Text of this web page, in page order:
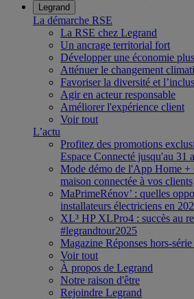
Legrand
La démarche RSE
La RSE chez Legrand
Un ancrage territorial fort
Développer une économie
Atténuer le changement
Favoriser la diversité et
Agir en acteur responsable
Améliorer l'expérience client
Voir tout
L’actu
Profitez des promotions
Espace Connecté jusqu'au 31
Mode démo de l'App Home +
maison connectée à vos clients
MaPrimeRénov’ : quelles
installateurs électriciens en
XL³ HP XLPro4 : succès au
#legrandtour2025
Magazine Réponses hors-
Voir tout
À propos de Legrand
Notre raison d'être
Rejoindre Legrand